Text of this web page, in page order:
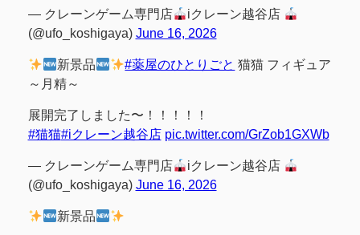
— クレーンゲーム専門店
iクレーン越谷店
(@ufo_koshigaya) June 16, 2026
新景品 #薬屋のひとりごと 猫猫 フィギュア
～月精～
展開完了しました〜！！！！！
#猫猫#iクレーン越谷店 pic.twitter.com/GrZob1GXWb
— クレーンゲーム専門店
iクレーン越谷店
(@ufo_koshigaya) June 16, 2026
新景品